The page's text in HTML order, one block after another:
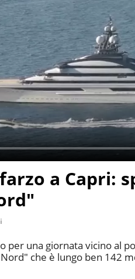
a Capri:
per una giornata vicino al
che è lungo ben 142